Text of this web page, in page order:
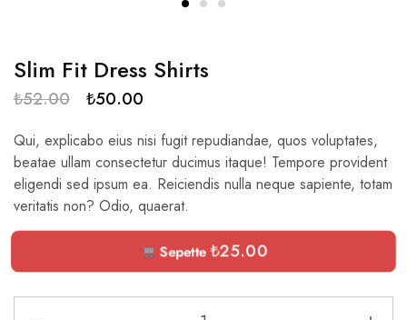
Slim Fit Dress Shirts
₺52.00 ₺50.00
Qui, explicabo eius nisi fugit repudiandae, quos voluptates,
beatae ullam consectetur ducimus itaque! Tempore provident
eligendi sed ipsum ea. Reiciendis nulla neque sapiente, totam
veritatis non? Odio, quaerat.
Sepette₺25.00